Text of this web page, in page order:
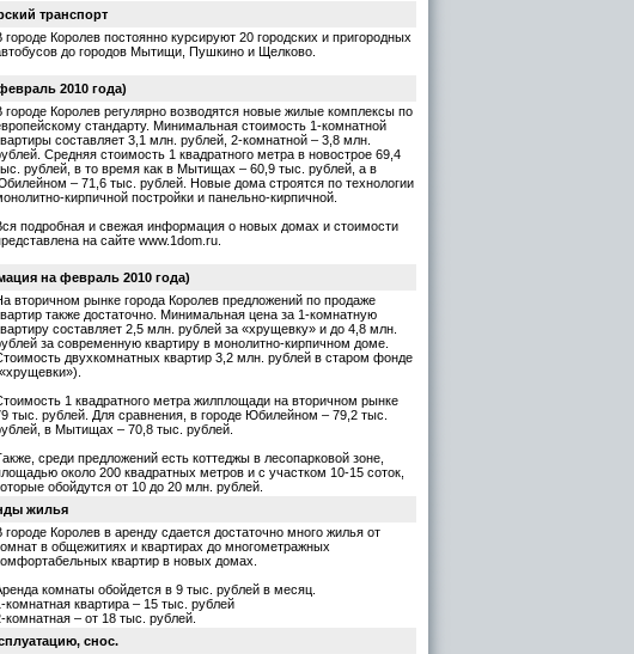
транспорт
городе Королев постоянно курсируют 20 городских и пригородных
до городов Мытищи, Пушкино и Щелково.
2010 года)
городе Королев регулярно возводятся новые жилые комплексы по
стандарту. Минимальная стоимость 1-комнатной
составляет 3,1 млн. рублей, 2-комнатной – 3,8 млн.
Средняя стоимость 1 квадратного метра в новострое 69,4
рублей, в то время как в Мытищах – 60,9 тыс. рублей, а в
– 71,6 тыс. рублей. Новые дома строятся по технологии
кирпичной постройки и панельно-кирпичной.
подробная и свежая информация о новых домах и стоимости
на сайте www.1dom.ru.
на февраль 2010 года)
вторичном рынке города Королев предложений по продаже
также достаточно. Минимальная цена за 1-комнатную
составляет 2,5 млн. рублей за «хрущевку» и до 4,8 млн.
за современную квартиру в монолитно-кирпичном доме.
двухкомнатных квартир 3,2 млн. рублей в старом фонде
1 квадратного метра жилплощади на вторичном рынке
тыс. рублей. Для сравнения, в городе Юбилейном – 79,2 тыс.
в Мытищах – 70,8 тыс. рублей.
среди предложений есть коттеджы в лесопарковой зоне,
около 200 квадратных метров и с участком 10-15 соток,
обойдутся от 10 до 20 млн. рублей.
жилья
городе Королев в аренду сдается достаточно много жилья от
в общежитиях и квартирах до многометражных
квартир в новых домах.
комнаты обойдется в 9 тыс. рублей в месяц.
комнатная квартира – 15 тыс. рублей
комнатная – от 18 тыс. рублей.
снос.